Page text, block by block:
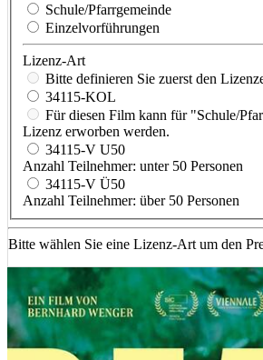
Schule/Pfarrgemeinde
Einzelvorführungen
Lizenz-Art
Bitte definieren Sie zuerst den
34115-KOL
Lizenz erworben werden.
34115-V U50
Anzahl Teilnehmer: unter 50 Personen
34115-V Ü50
Anzahl Teilnehmer: über 50 Personen
Bitte wählen Sie eine Lizenz-Art um den